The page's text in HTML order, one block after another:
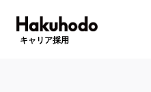
キャリア採用